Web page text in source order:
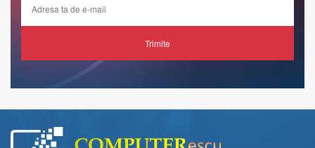
Trimite